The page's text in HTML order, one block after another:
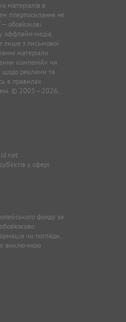
матеріалів в
гіперпосилання не
— обов’язкові.
оффлайн-медіа,
лише з письмової
матеріали
компаній» чи
щодо реклами та
в правилах
© 2005—2026,
у сфері
фонду за
чи погляди,
виключною